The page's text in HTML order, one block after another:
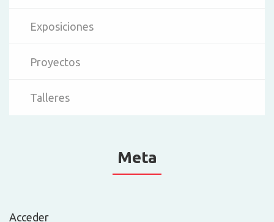
Exposiciones
Proyectos
Talleres
Meta
Acceder